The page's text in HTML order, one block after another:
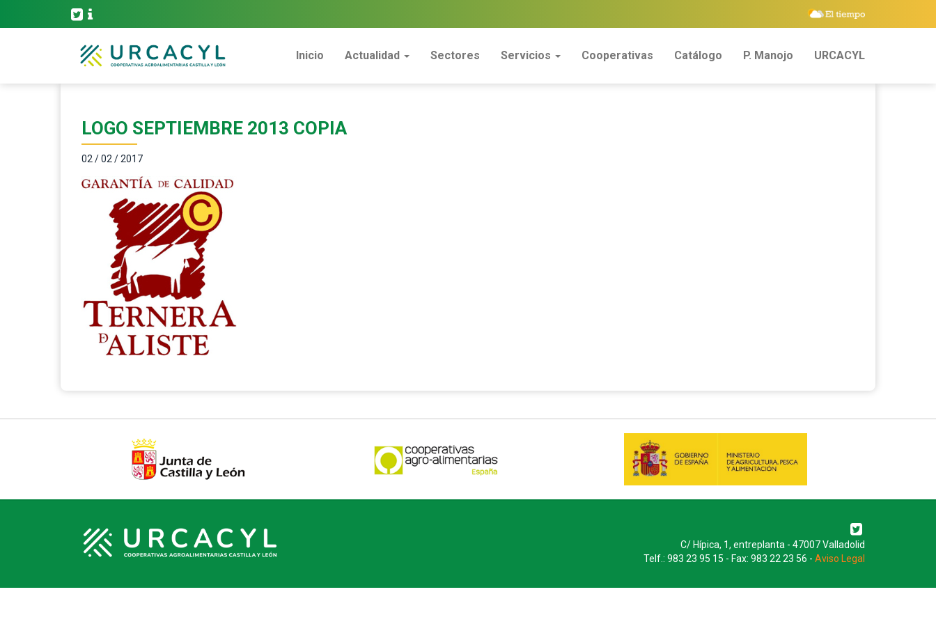
Inicio Actualidad Sectores Servicios Cooperativas Catálogo P. Manojo URCACYL
LOGO SEPTIEMBRE 2013 COPIA
02 / 02 / 2017
C/ Hípica, 1, entreplanta - 47007 Valladolid
Telf.: 983 23 95 15 - Fax: 983 22 23 56 - Aviso Legal